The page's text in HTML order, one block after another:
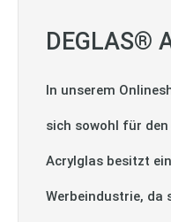
DEGLAS®
In unserem
sich sowohl für den
Acrylglas besitzt
Werbeindustrie, da